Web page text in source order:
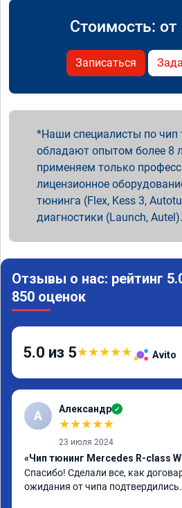
Стоимость: от
Записаться
Наши специалисты по чип
обладают опытом более 8
применяем только
лицензионное
тюнинга (Flex, Kess 3,
диагностики (Launch, Autel).
Отзывы о нас: рейтинг
850 оценок
5.0 из 5★★★★★ Avito
А Александр ✓
★★★★★
23 июля 2024
«Чип тюнинг Mercedes R-class
Спасибо! Сделали все, как
ожидания от чипа подтвердились.